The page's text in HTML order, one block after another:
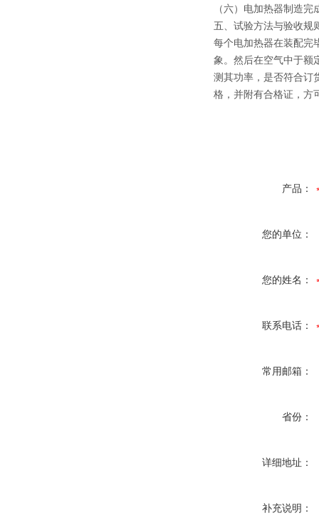
（六）电加热器制造
五、试验方法与验收规
每个电加热器在装配完
象。然后在空气中于额
测其功率，是否符合订
格，并附有合格证，方
产品：
您的单位：
您的姓名：
联系电话：
常用邮箱：
省份：
详细地址：
补充说明：